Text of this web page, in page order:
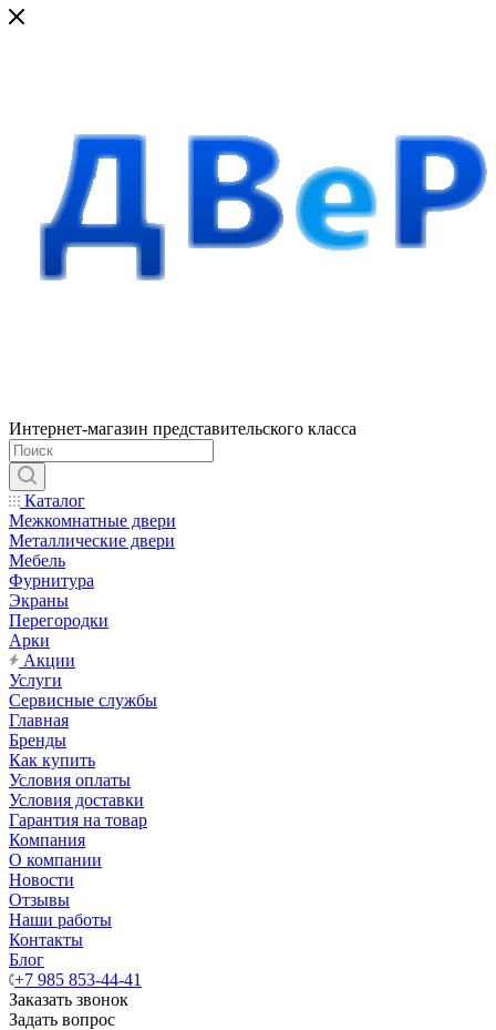
Интернет-магазин представительского класса
Каталог
Межкомнатные двери
Металлические двери
Мебель
Фурнитура
Экраны
Перегородки
Арки
Акции
Услуги
Сервисные службы
Главная
Бренды
Как купить
Условия оплаты
Условия доставки
Гарантия на товар
Компания
О компании
Новости
Отзывы
Наши работы
Контакты
Блог
+7 985 853-44-41
Заказать звонок
Задать вопрос